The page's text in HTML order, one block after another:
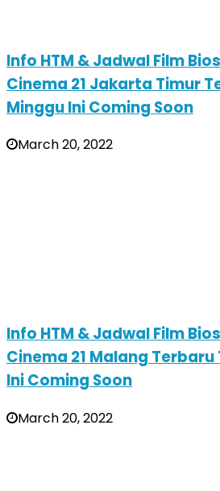
Info HTM & Jadwal Film
Cinema 21 Jakarta Timur
Minggu Ini Coming Soon
March 20, 2022
Info HTM & Jadwal Film
Cinema 21 Malang
Ini Coming Soon
March 20, 2022